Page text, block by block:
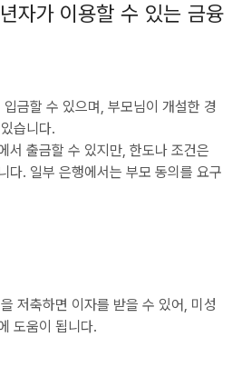
자가 이용할 수 있는 금융
금할 수 있으며, 부모님이 개설한 경
습니다.
서 출금할 수 있지만, 한도나 조건은
다. 일부 은행에서는 부모 동의를 요구
저축하면 이자를 받을 수 있어, 미성
도움이 됩니다.